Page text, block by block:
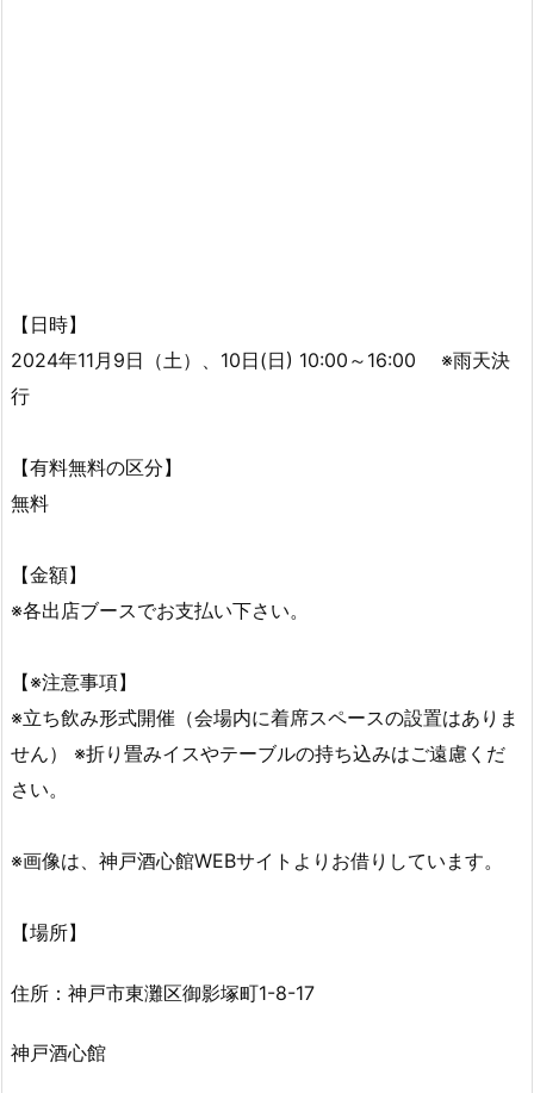
【日時】
2024年11月9日（土）、10日(日) 10:00～16:00 ※雨天決
行
【有料無料の区分】
無料
【金額】
※各出店ブースでお支払い下さい。
【※注意事項】
※立ち飲み形式開催（会場内に着席スペースの設置はありま
せん） ※折り畳みイスやテーブルの持ち込みはご遠慮くだ
さい。
※画像は、神戸酒心館WEBサイトよりお借りしています。
【場所】
住所：神戸市東灘区御影塚町1-8-17
神戸酒心館